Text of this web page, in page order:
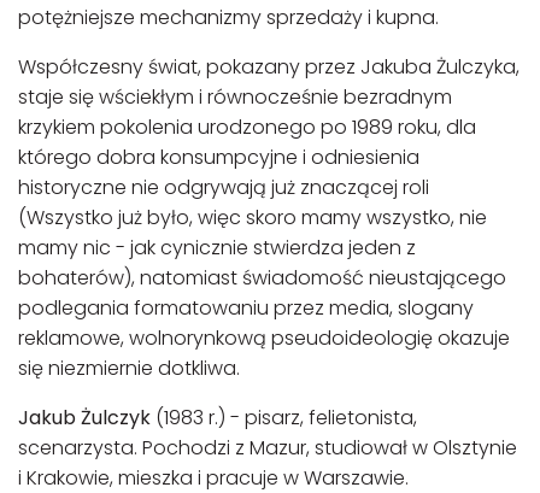
potężniejsze mechanizmy sprzedaży i kupna.
Współczesny świat, pokazany przez Jakuba Żulczyka,
staje się wściekłym i równocześnie bezradnym
krzykiem pokolenia urodzonego po 1989 roku, dla
którego dobra konsumpcyjne i odniesienia
historyczne nie odgrywają już znaczącej roli
(Wszystko już było, więc skoro mamy wszystko, nie
mamy nic - jak cynicznie stwierdza jeden z
bohaterów), natomiast świadomość nieustającego
podlegania formatowaniu przez media, slogany
reklamowe, wolnorynkową pseudoideologię okazuje
się niezmiernie dotkliwa.
Jakub Żulczyk (1983 r.) - pisarz, felietonista,
scenarzysta. Pochodzi z Mazur, studiował w Olsztynie
i Krakowie, mieszka i pracuje w Warszawie.